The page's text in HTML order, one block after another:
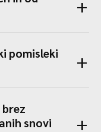
pomisleki
snovi